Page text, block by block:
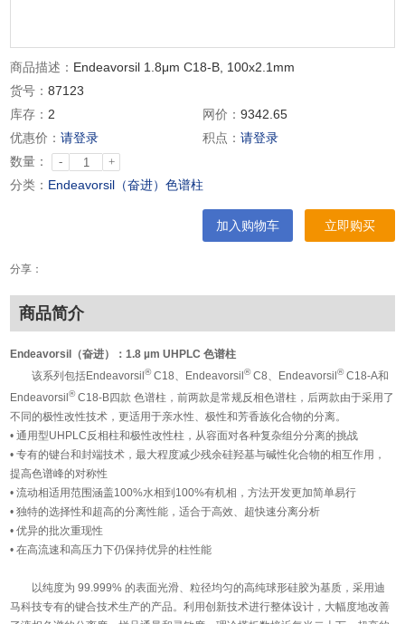
商品描述： Endeavorsil 1.8μm C18-B, 100x2.1mm
货号：87123
库存： 2 网价： 9342.65
优惠价：请登录 积点： 请登录
数量：
- +
分类： Endeavorsil（奋进）色谱柱
加入购物车 立即购买
分享：
商品简介
Endeavorsil（奋进）：1.8 µm UHPLC 色谱柱
该系列包括Endeavorsil®C18、Endeavorsil®C8、Endeavorsil®C18-A和
Endeavorsil®C18-B四款 色谱柱，前两款是常规反相色谱柱，后两款由于采用了
不同的极性改性技术，更适用于亲水性、极性和芳香族化合物的分离。
• 通用型UHPLC反相柱和极性改性柱，从容面对各种复杂组分分离的挑战
• 专有的键台和封端技术，最大程度减少残余硅羟基与碱性化合物的相互作用，
提高色谱峰的对称性
• 流动相适用范围涵盖100%水相到100%有机相，方法开发更加简单易行
• 独特的选择性和超高的分离性能，适合于高效、超快速分离分析
• 优异的批次重现性
• 在高流速和高压力下仍保持优异的柱性能
以纯度为 99.999% 的表面光滑、粒径均匀的高纯球形硅胶为基质，采用迪
马科技专有的键合技术生产的产品。利用创新技术进行整体设计，大幅度地改善